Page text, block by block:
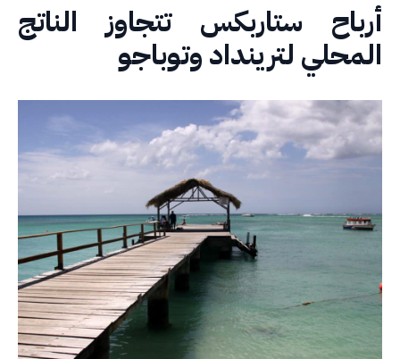
ستاربكس تتجاوز الناتج
لترينداد وتوباجو